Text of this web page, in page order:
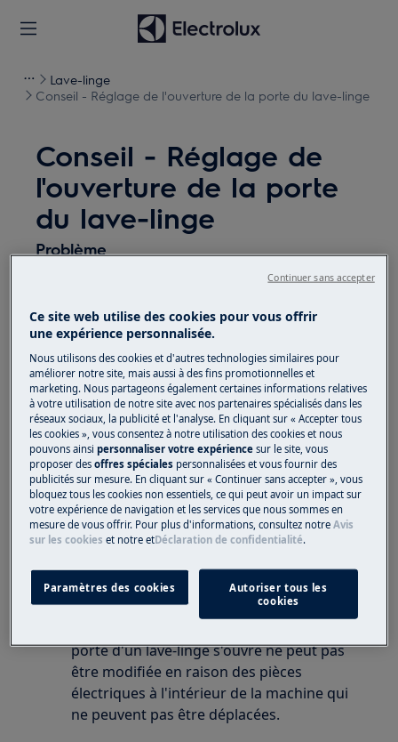
Lave-linge
Conseil - Réglage de l'ouverture de la porte du lave-linge
Conseil - Réglage de
l'ouverture de la porte
du lave-linge
Problème
La porte du lave-linge peut-elle être
Pourquoi ne puis-je pas ouvrir la porte du
Ouvrir la porte du lave-linge différemment.
Comment régler la charnière de la porte?
S'applique à
Machine à laver
Solution
charnière de porte à gauche.
La porte d'une machine à laver ne peut pas
porte d'un lave-linge s'ouvre ne peut pas
être modifiée en raison des pièces
électriques à l'intérieur de la machine qui
ne peuvent pas être déplacées.
Ce site web utilise des cookies pour vous offrir
une expérience personnalisée.
Nous utilisons des cookies et d'autres technologies similaires pour
améliorer notre site, mais aussi à des fins promotionnelles et
marketing. Nous partageons également certaines informations relatives
à votre utilisation de notre site avec nos partenaires spécialisés dans les
réseaux sociaux, la publicité et l'analyse. En cliquant sur « Accepter tous
les cookies », vous consentez à notre utilisation des cookies et nous
pouvons ainsipersonnaliser votre expériencesur le site, vous
proposer desoffres spéciales personnalisées et vous fournir des
publicités sur mesure. En cliquant sur « Continuer sans accepter », vous
bloquez tous les cookies non essentiels, ce qui peut avoir un impact sur
votre expérience de navigation et les services que nous sommes en
mesure de vous offrir. Pour plus d'informations, consultez notreAvis
sur les cookies et notreetDéclaration de confidentialité.
Paramètres des cookies
Autoriser tous les
cookies
Continuer sans accepter